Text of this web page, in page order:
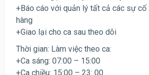
+Báo cáo với quản lý tất cả các sự cố
hàng
+Giao lại cho ca sau theo dõi
Thời gian: Làm việc theo ca:
+Ca sáng: 07:00 – 15:00
+Ca chiều: 15:00 – 23: 00